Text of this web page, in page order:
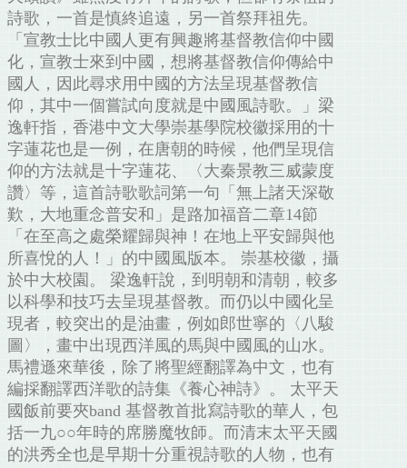
詩歌，一首是慎終追遠，另一首祭拜祖先。
「宣教士比中國人更有興趣將基督教信仰中國
化，宣教士來到中國，想將基督教信仰傳給中
國人，因此尋求用中國的方法呈現基督教信
仰，其中一個嘗試向度就是中國風詩歌。」梁
逸軒指，香港中文大學崇基學院校徽採用的十
字蓮花也是一例，在唐朝的時候，他們呈現信
仰的方法就是十字蓮花、〈大秦景教三威蒙度
讚〉等，這首詩歌歌詞第一句「無上諸天深敬
歎，大地重念普安和」是路加福音二章14節
「在至高之處榮耀歸與神！在地上平安歸與他
所喜悅的人！」的中國風版本。 崇基校徽，攝
於中大校園。 梁逸軒說，到明朝和清朝，較多
以科學和技巧去呈現基督教。而仍以中國化呈
現者，較突出的是油畫，例如郎世寧的〈八駿
圖〉，畫中出現西洋風的馬與中國風的山水。
馬禮遜來華後，除了將聖經翻譯為中文，也有
編採翻譯西洋歌的詩集《養心神詩》。 太平天
國飯前要夾band 基督教首批寫詩歌的華人，包
括一九○○年時的席勝魔牧師。而清末太平天國
的洪秀全也是早期十分重視詩歌的人物，也有